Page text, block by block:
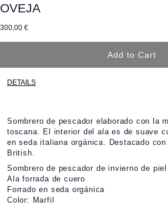
OVEJA
300,00 €
Add to Cart
DETAILS
Sombrero de pescador elaborado con la
toscana. El interior del ala es de suave
en seda italiana orgánica. Destacado con
British.
Sombrero de pescador de invierno de
Ala forrada de cuero
Forrado en seda orgánica
Color: Marfil